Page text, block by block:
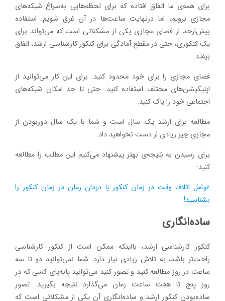
برای همه‌ی ما اتفاق افتاده که برای لحظه‌هایی به‌سراغ شبکه‌های
مجازی برویم، اما درنهایت ساعت‌ها در آن غرق شویم. استفاده
بیش‌ازحد از فضای مجازی یکی از مشکلاتی است که می‌تواند برای
یک کنکوری، حتی در مقطع آمادگی برای کنکور کارشناسی ارشد، اتفاق
بیفتد.
فضای مجازی را برای خود محدود کنید. برای این کار می‌توانید از
اپلیکیشن‌های مختلف استفاده کنید. حتی تا حد امکان شبکه‌های
اجتماعی خود را پاک کنید.
مطالعه برای ارشد یک سال است و شما با یک سال دوربودن از
مجازی چیز زیادی از دست نخواهید داد.
برای رسیدن به نتیجه‌ی بهتر پیشنهاد می‌کنیم این مطلب را مطالعه
کنید:
عوامل اتلاف وقت در زمان کنکور یا دزدان زمان در زمان کنکور را
بشناسید!
ساده‌انگاری
کنکور کارشناسی ارشد، بااینکه ممکن است از کنکور کارشناسی
راحت‌تر باشد، به تلاش زیادی نیاز دارد. شما نمی‌توانید دو تا سه
ساعت در روز مطالعه کنید و تصور کنید می‌توانید پابه‌پای کسی که در
روز پنج تا هفت ساعت زمان می‌گذارد نتیجه بگیرید. تصور
ساده‌بودن کنکور ارشد و ساده‌انگاری آن یکی از مشکلاتی است که